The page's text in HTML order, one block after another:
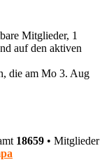
Mitglieder, 1
auf den aktiven
die am Mo 3. Aug
18659 • Mitglieder